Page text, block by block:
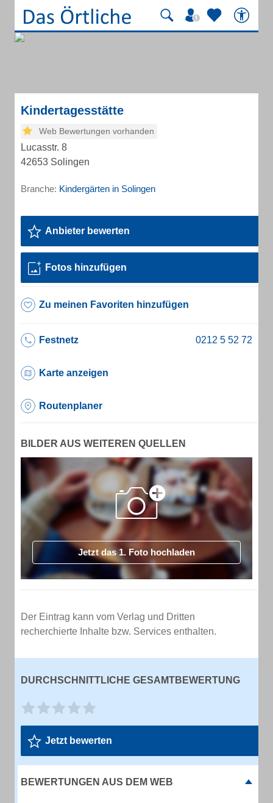
Kindertagesstätte
Web Bewertungen vorhanden
Lucasstr. 8
42653 Solingen
Branche: Kindergärten in Solingen
Anbieter bewerten
Fotos hinzufügen
Zu meinen Favoriten hinzufügen
Festnetz
Karte anzeigen
Routenplaner
BILDER AUS WEITEREN QUELLEN
Jetzt das 1. Foto hochladen
Der Eintrag kann vom Verlag und Dritten
recherchierte Inhalte bzw. Services enthalten.
DURCHSCHNITTLICHE GESAMTBEWERTUNG
Jetzt bewerten
BEWERTUNGEN AUS DEM WEB